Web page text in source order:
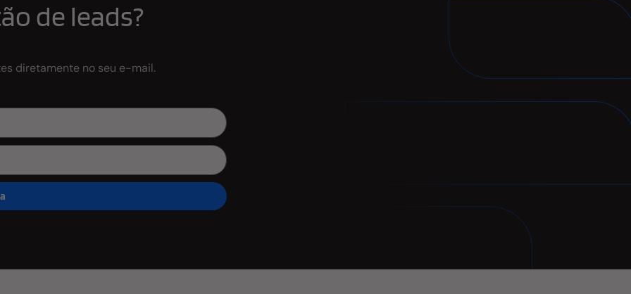
de leads?
diretamente no seu e-mail.